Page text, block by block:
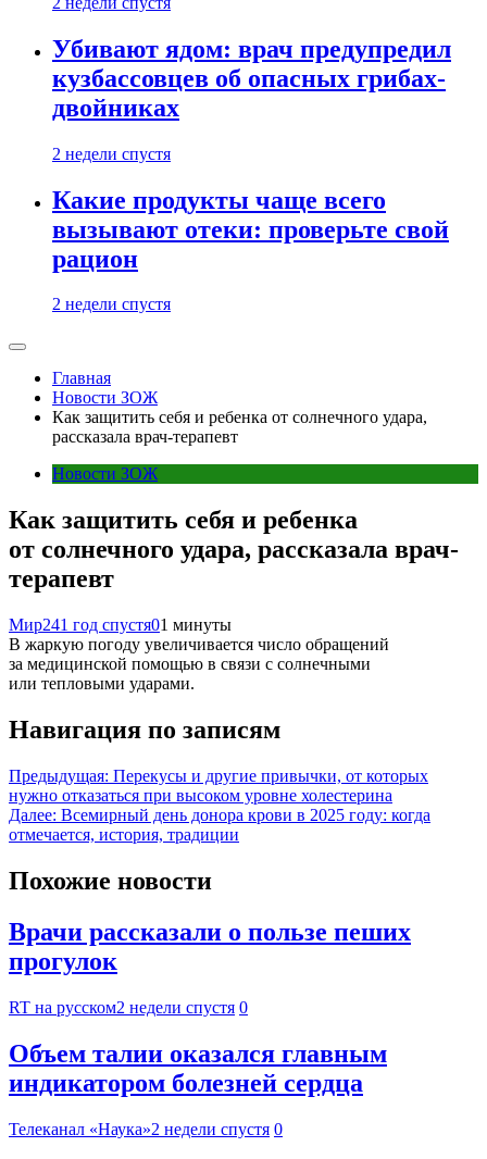
Убивают ядом: врач предупредил
кузбассовцев об опасных грибах-
двойниках
2 недели спустя
Какие продукты чаще всего
вызывают отеки: проверьте свой
рацион
2 недели спустя
Главная
Новости ЗОЖ
Как защитить себя и ребенка от солнечного удара,
рассказала врач-терапевт
Новости ЗОЖ
Как защитить себя и ребенка
от солнечного удара, рассказала врач-
терапевт
Мир241 год спустя01 минуты
В жаркую погоду увеличивается число обращений
за медицинской помощью в связи с солнечными
или тепловыми ударами.
Навигация по записям
Предыдущая: Перекусы и другие привычки, от которых
нужно отказаться при высоком уровне холестерина
Далее: Всемирный день донора крови в 2025 году: когда
отмечается, история, традиции
Похожие новости
Врачи рассказали о пользе пеших
прогулок
RT на русском2 недели спустя 0
Объем талии оказался главным
индикатором болезней сердца
Телеканал «Наука»2 недели спустя 0